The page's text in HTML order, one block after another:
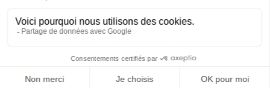
Mon compte
Black expresso – Blend Maison – café en grain